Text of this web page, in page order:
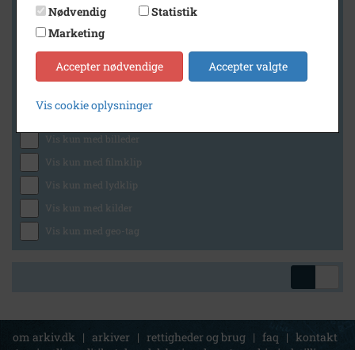
Generelt
Vis kun med billeder
Vis kun med filmklip
Vis kun med lydklip
Vis kun med kilder
Vis kun med geo-tag
om arkiv.dk | arkiver | rettigheder og brug | faq | kontakt
Nødvendig
Statistik
Marketing
Accepter nødvendige Accepter valgte
Vis cookie oplysninger